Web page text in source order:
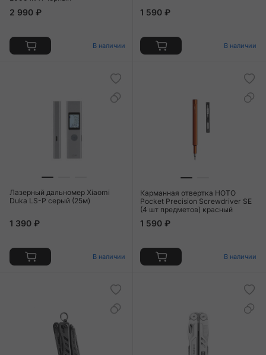
2 990 ₽
В наличии
1 590 ₽
В наличии
Лазерный дальномер Xiaomi
Duka LS-P серый (25м)
1 390 ₽
В наличии
Карманная отвертка HOTO
Pocket Precision Screwdriver SE
(4 шт предметов) красный
1 590 ₽
В наличии